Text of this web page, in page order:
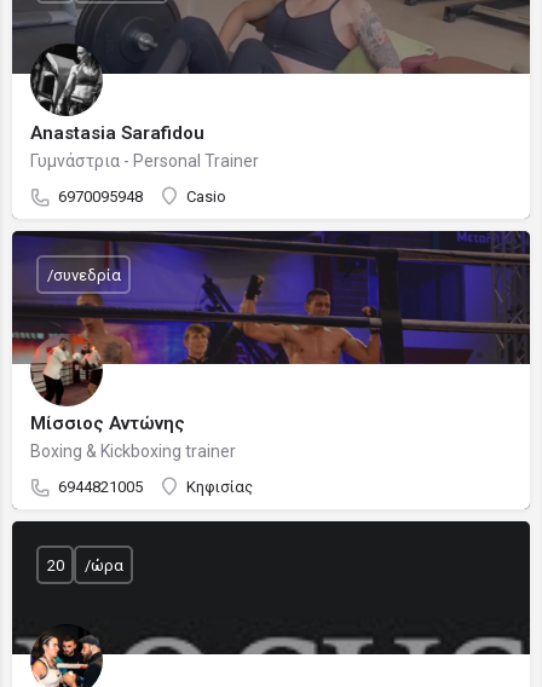
Anastasia Sarafidou
Γυμνάστρια - Personal Trainer
6970095948 Casio
Μίσσιος Αντώνης
Boxing & Kickboxing trainer
6944821005 Κηφισίας
/συνεδρία
20 /ώρα